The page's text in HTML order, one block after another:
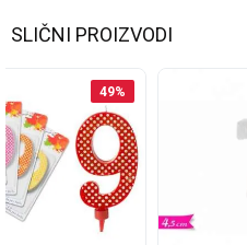
SLIČNI PROIZVODI
49%